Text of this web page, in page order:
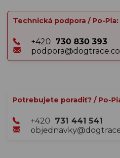
Technická podpora / Po-
+420 730 830 393
Potrebujete poradiť? / Po-
+420 731 441 541